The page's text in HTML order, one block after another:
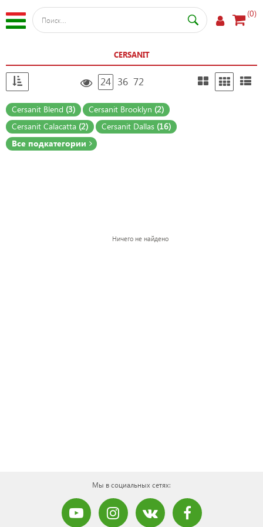
(0)
CERSANIT
24 36 72
Cersanit Blend (3) Cersanit Brooklyn (2)
Cersanit Calacatta (2) Cersanit Dallas (16)
Все подкатегории
Ничего не найдено
Мы в социальных сетях: